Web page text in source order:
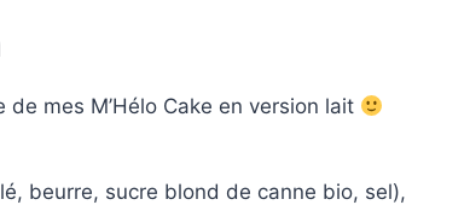
de mes M’Hélo Cake en version lait
beurre, sucre blond de canne bio, sel),